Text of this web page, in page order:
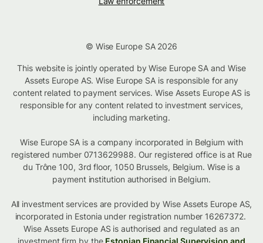
© Wise Europe SA 2026
This website is jointly operated by Wise Europe SA and Wise
Assets Europe AS. Wise Europe SA is responsible for any
content related to payment services. Wise Assets Europe AS is
responsible for any content related to investment services,
including marketing.
Wise Europe SA is a company incorporated in Belgium with
registered number 0713629988. Our registered office is at Rue
du Trône 100, 3rd floor, 1050 Brussels, Belgium. Wise is a
payment institution authorised in Belgium.
All investment services are provided by Wise Assets Europe AS,
incorporated in Estonia under registration number 16267372.
Wise Assets Europe AS is authorised and regulated as an
investment firm by the Estonian Financial Supervision and